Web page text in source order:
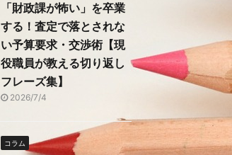
「財政課が怖い」を卒業
する！査定で落とされな
い予算要求・交渉術【現
役職員が教える切り返し
フレーズ集】
2026/7/4
コラム